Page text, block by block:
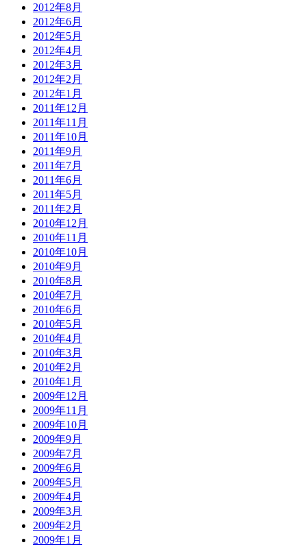
2012年8月
2012年6月
2012年5月
2012年4月
2012年3月
2012年2月
2012年1月
2011年12月
2011年11月
2011年10月
2011年9月
2011年7月
2011年6月
2011年5月
2011年2月
2010年12月
2010年11月
2010年10月
2010年9月
2010年8月
2010年7月
2010年6月
2010年5月
2010年4月
2010年3月
2010年2月
2010年1月
2009年12月
2009年11月
2009年10月
2009年9月
2009年7月
2009年6月
2009年5月
2009年4月
2009年3月
2009年2月
2009年1月